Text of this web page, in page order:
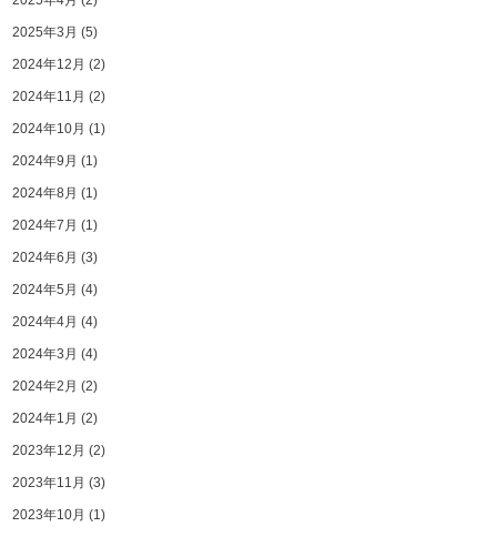
2025年3月 (5)
2024年12月 (2)
2024年11月 (2)
2024年10月 (1)
2024年9月 (1)
2024年8月 (1)
2024年7月 (1)
2024年6月 (3)
2024年5月 (4)
2024年4月 (4)
2024年3月 (4)
2024年2月 (2)
2024年1月 (2)
2023年12月 (2)
2023年11月 (3)
2023年10月 (1)